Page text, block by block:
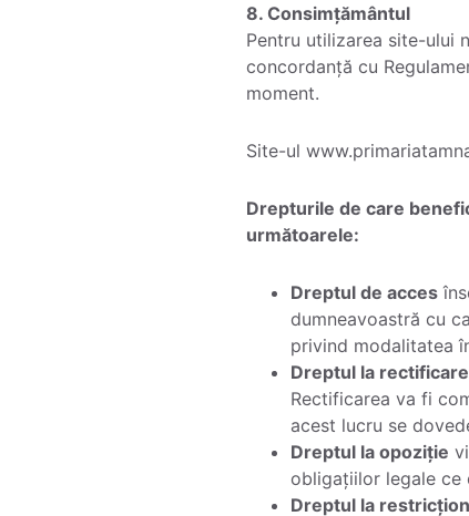
8. Consimțământul
Pentru utilizarea site-ului
concordanță cu
moment.
Site-ul
Drepturile de care
următoarele:
Dreptul de acces
dumneavoastră cu
privind modalitatea
Dreptul la rectificare
Rectificarea va fi
acest lucru se
Dreptul la opoziție
obligațiilor legale ce
Dreptul la